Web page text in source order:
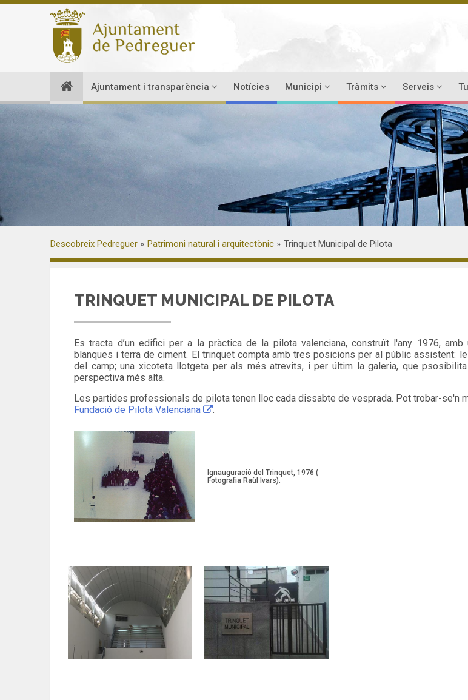
Ajuntament i transparència Notícies Municipi Tràmits Serveis
Descobreix Pedreguer Patrimoni natural i arquitectònic Trinquet Municipal de Pilota
TRINQUET MUNICIPAL DE PILOTA
Es tracta d’un edifici per a la pràctica de la pilota valenciana, construït l'any 1976, amb
blanques i terra de ciment. El trinquet compta amb tres posicions per al públic assistent:
del camp; una xicoteta llotgeta per als més atrevits, i per últim la galeria, que
perspectiva més alta.
Les partides professionals de pilota tenen lloc cada dissabte de vesprada. Pot trobar-se'n
Fundació de Pilota Valenciana
.
Ignauguració del Trinquet, 1976 (
Fotografia Raül Ivars).